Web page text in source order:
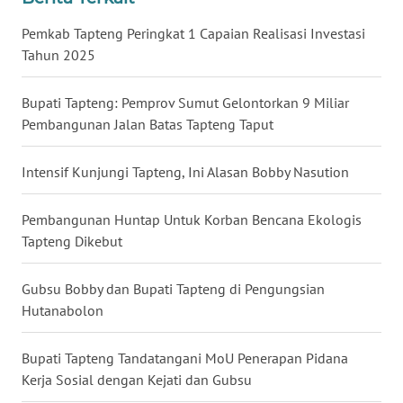
Pemkab Tapteng Peringkat 1 Capaian Realisasi Investasi
Tahun 2025
Bupati Tapteng: Pemprov Sumut Gelontorkan 9 Miliar
Pembangunan Jalan Batas Tapteng Taput
Intensif Kunjungi Tapteng, Ini Alasan Bobby Nasution
Pembangunan Huntap Untuk Korban Bencana Ekologis
Tapteng Dikebut
Gubsu Bobby dan Bupati Tapteng di Pengungsian
Hutanabolon
Bupati Tapteng Tandatangani MoU Penerapan Pidana
Kerja Sosial dengan Kejati dan Gubsu
WN
KALTARA
WN
KALSEL
WN
KALTIM
WN
WN
WN
SULUT